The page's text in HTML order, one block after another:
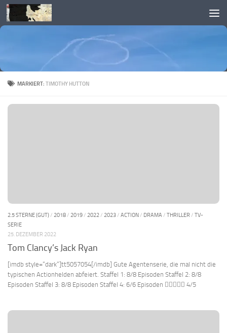
Skip to content
MARKIERT:TIMOTHY HUTTON
2.5 STERNE (GUT)/ 2018/ 2019/ 2022/ 2023/ ACTION/ DRAMA / THRILLER / TV-
SERIE
25. DEZEMBER 2022
Tom Clancy’s Jack Ryan
[imdb style=“dark“]tt5057054[/imdb] Gute Agentenserie, die mal nicht die
typischen Actionhelden abfeiert. Staffel 1: 8/8 Episoden Staffel 2: 8/8
Episoden Staffel 3: 8/8 Episoden Staffel 4: 6/6 Episoden  4/5